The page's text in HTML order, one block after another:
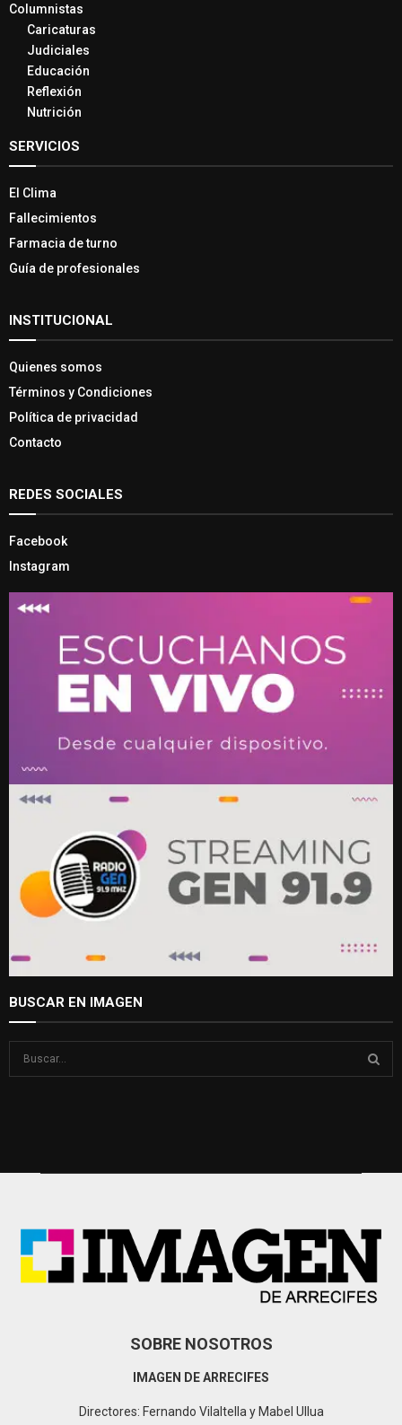
Columnistas
Caricaturas
Judiciales
Educación
Reflexión
Nutrición
SERVICIOS
El Clima
Fallecimientos
Farmacia de turno
Guía de profesionales
INSTITUCIONAL
Quienes somos
Términos y Condiciones
Política de privacidad
Contacto
REDES SOCIALES
Facebook
Instagram
BUSCAR EN IMAGEN
SOBRE NOSOTROS
IMAGEN DE ARRECIFES
Directores: Fernando Vilaltella y Mabel Ullua